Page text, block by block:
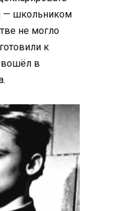
— школьником
не могло
к
вошёл в